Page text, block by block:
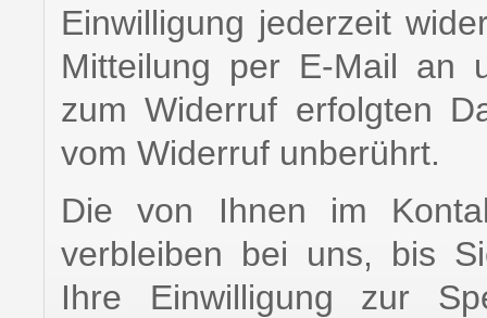
Einwilligung jederzeit
Mitteilung per E-Mail an
zum Widerruf erfolgten
vom Widerruf unberührt.
Die von Ihnen im
verbleiben bei uns, bis
Ihre Einwilligung zur